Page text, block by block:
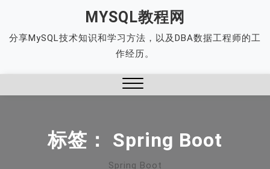
content
MYSQL教程网
分享MySQL技术知识和学习方法，以及DBA数据工程师的工
作经历。
标签： Spring Boot
Spring Boot